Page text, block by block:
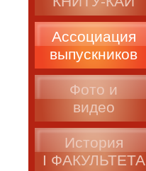
Ассоциация
выпускников
Фото и
видео
История
I ФАКУЛЬТЕТА